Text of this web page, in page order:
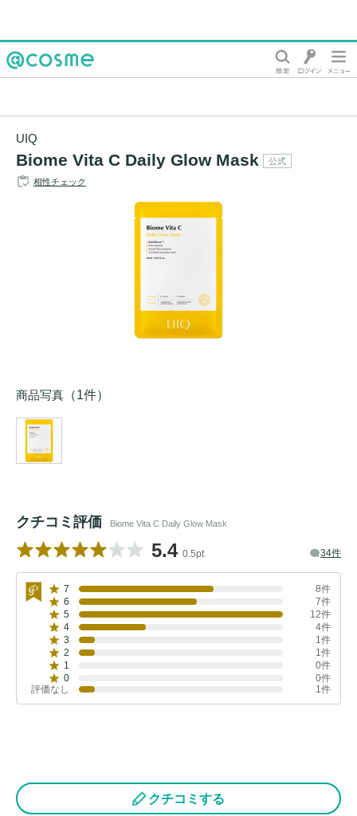
UIQ
Biome Vita C Daily Glow Mask 公式
相性チェック
商品写真 （1件）
クチコミ評価 Biome Vita C Daily Glow Mask
5.4 0.5pt 34件
7
8件
6
7件
5
12件
4
4件
3
1件
2
1件
1
0件
0
0件
評価なし
1件
クチコミする